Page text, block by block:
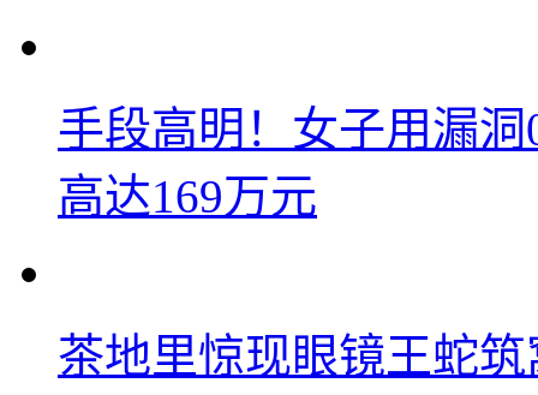
手段高明！女子用漏
高达169万元
茶地里惊现眼镜王蛇